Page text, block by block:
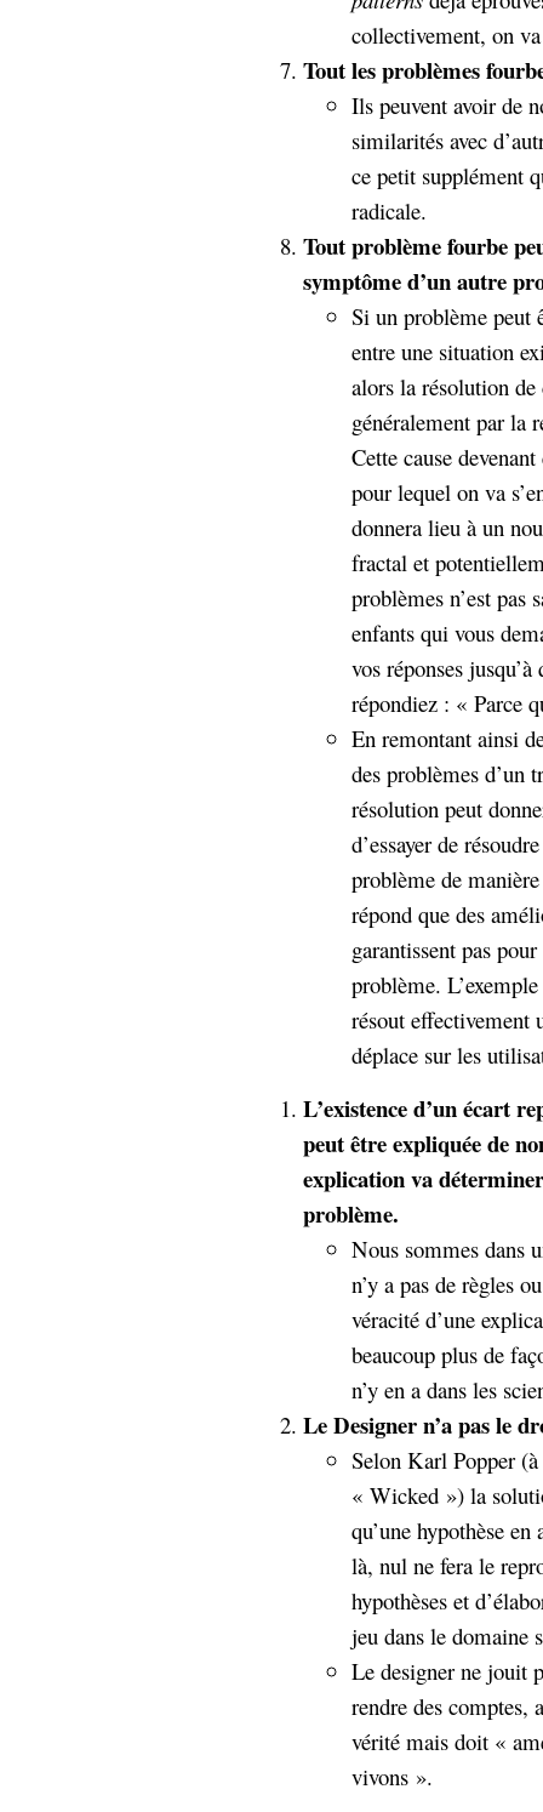
collectivement, on
Tout les problèmes
Ils peuvent avoir de
similarités avec
ce petit supplément
radicale.
Tout problème fourbe
symptôme d’un autre
Si un problème peut
entre une situation
alors la résolution
généralement par la
Cette cause
pour lequel on va
donnera lieu à un
fractal et
problèmes n’est pas
enfants qui vous
vos réponses
répondiez : « Parce
En remontant ainsi
des problèmes d’un
résolution peut
d’essayer de
problème de
répond que des
garantissent pas
problème.
résout effectivement
déplace sur les
L’existence d’un écart
peut être expliquée de
explication va
problème.
Nous sommes dans
n’y a pas de règles
véracité d’une
beaucoup plus de
n’y en a dans les
Le Designer n’a pas le
Selon Karl Popper
« Wicked ») la
qu’une hypothèse
là, nul ne fera le
hypothèses et
jeu dans le domaine
Le designer ne jouit
rendre des comptes,
vérité mais doit «
vivons ».